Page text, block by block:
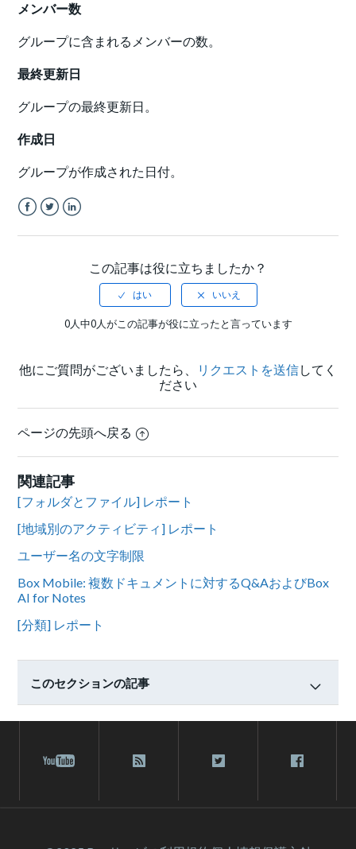
メンバー数
グループに含まれるメンバーの数。
最終更新日
グループの最終更新日。
作成日
グループが作成された日付。
この記事は役に立ちましたか？
0人中0人がこの記事が役に立ったと言っています
他にご質問がございましたら、 リクエストを送信してく
ださい
ページの先頭へ戻る
関連記事
[フォルダとファイル] レポート
[地域別のアクティビティ] レポート
ユーザー名の文字制限
Box Mobile: 複数ドキュメントに対するQ&AおよびBox
AI for Notes
[分類] レポート
このセクションの記事